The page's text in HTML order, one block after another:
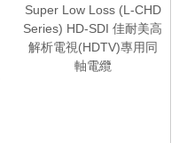
Super Low Loss (L-CHD
Series) HD-SDI 佳耐美高
解析電視(HDTV)專用同
軸電纜